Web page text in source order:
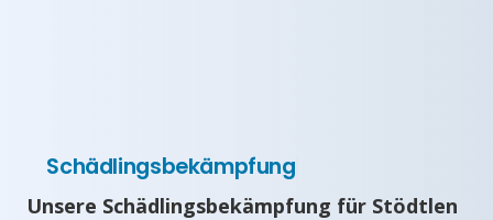
Schädlingsbekämpfung
Unsere Schädlingsbekämpfung für Stödtlen